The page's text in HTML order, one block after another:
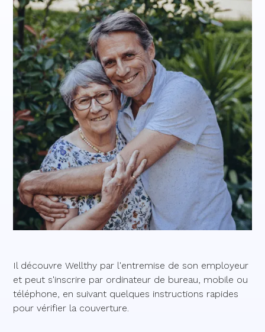
Il découvre Wellthy par l'entremise de son employeur
et peut s'inscrire par ordinateur de bureau, mobile ou
téléphone, en suivant quelques instructions rapides
pour vérifier la couverture.